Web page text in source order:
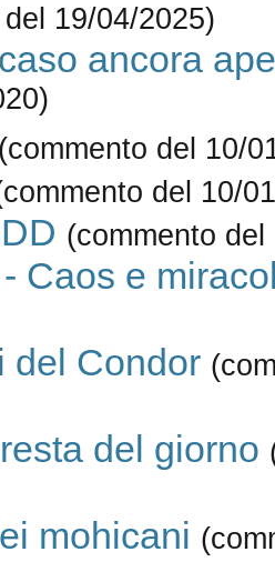
19/04/2025)
ancora
(commento del 10/
del 10/
(commento
Caos e
del Condor
del giorno
mohicani